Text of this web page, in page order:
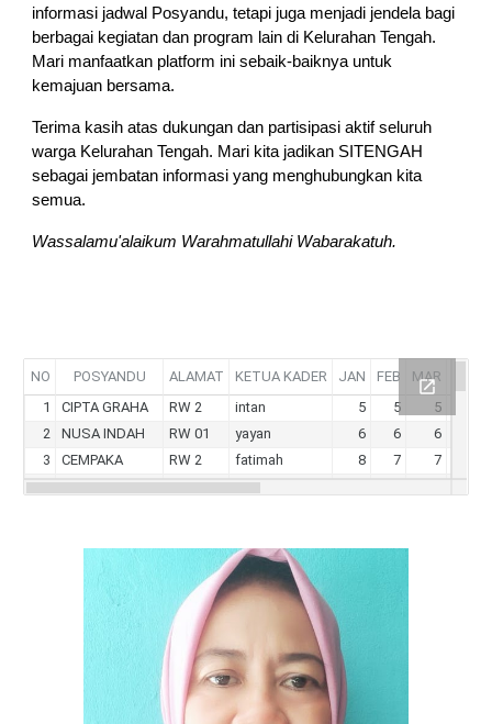
informasi jadwal Posyandu, tetapi juga menjadi jendela bagi
berbagai kegiatan dan program lain di Kelurahan Tengah.
Mari manfaatkan platform ini sebaik-baiknya untuk
kemajuan bersama.
Terima kasih atas dukungan dan partisipasi aktif seluruh
warga Kelurahan Tengah. Mari kita jadikan SITENGAH
sebagai jembatan informasi yang menghubungkan kita
semua.
Wassalamu'alaikum Warahmatullahi Wabarakatuh.